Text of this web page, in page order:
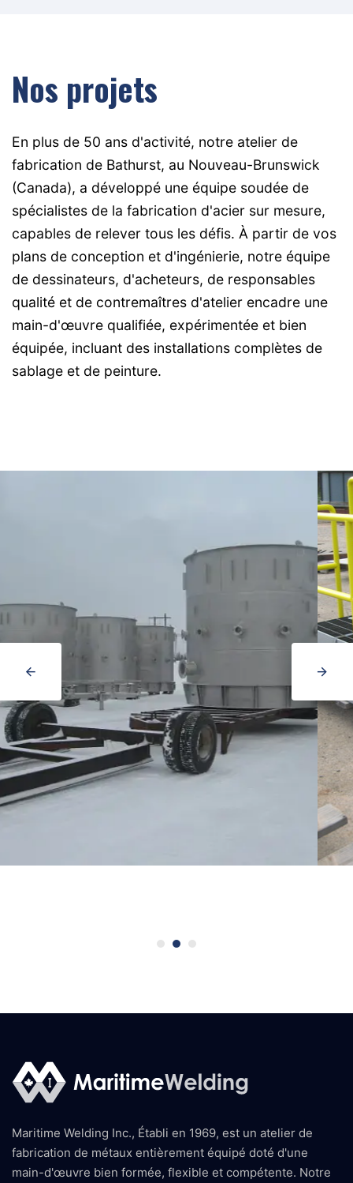
Nos projets
En plus de 50 ans d'activité, notre atelier de
fabrication de Bathurst, au Nouveau-Brunswick
(Canada), a développé une équipe soudée de
spécialistes de la fabrication d'acier sur mesure,
capables de relever tous les défis. À partir de vos
plans de conception et d'ingénierie, notre équipe
de dessinateurs, d'acheteurs, de responsables
qualité et de contremaîtres d'atelier encadre une
main-d'œuvre qualifiée, expérimentée et bien
équipée, incluant des installations complètes de
sablage et de peinture.
Maritime Welding Inc., Établi en 1969, est un atelier de
fabrication de métaux entièrement équipé doté d'une
main-d'œuvre bien formée, flexible et compétente. Notre